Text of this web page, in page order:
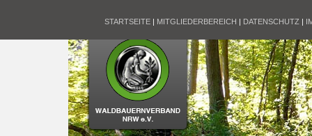
STARTSEITE | MITGLIEDERBEREICH | DATENSCHUTZ |